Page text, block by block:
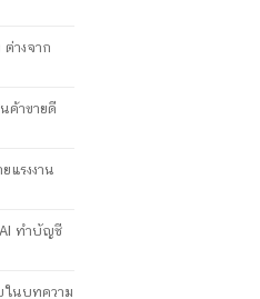
างจาก
ค้าขายดี
แรงงาน
ทำบัญชี
ในบทความ